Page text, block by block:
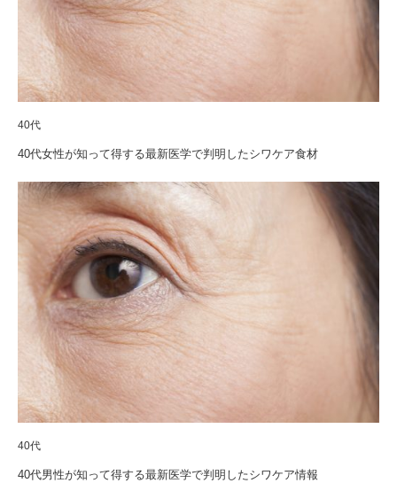
40代
40代女性が知って得する最新医学で判明したシワケア食材
40代
40代男性が知って得する最新医学で判明したシワケア情報